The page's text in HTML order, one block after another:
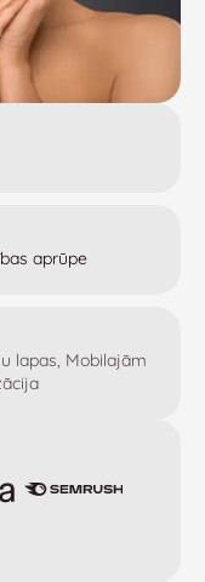
lapas, Mobilajām
aprūpe